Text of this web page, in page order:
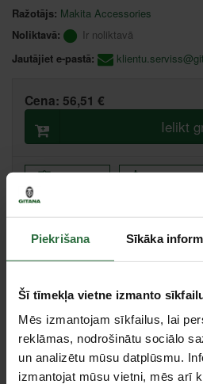
Piekrišana Sīkāka
Šī tīmekļa vietne izmanto
Mēs izmantojam sīkfailus, lai
reklāmas, nodrošinātu sociālo
un analizētu mūsu datplūsmu.
izmantojat mūsu vietni, mēs arī
Ražotājs: Makita Accessories
Noliktavā:
Ir noliktavā
Jautājiet e-pastā:
Cena: 56,51 €
Ielikt
Salīdzināt Ieteikt cenu
Centrālā noliktava, (uzzināt vairāk
Specifikācija
Izmērs
15, 20, 25,
15, 20, 25, 30,